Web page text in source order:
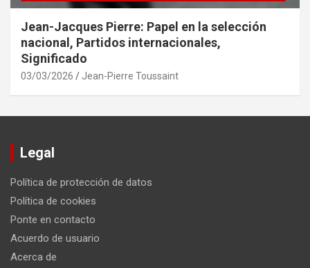
Jean-Jacques Pierre: Papel en la selección
nacional, Partidos internacionales,
Significado
03/03/2026 Jean-Pierre Toussaint
Legal
Política de protección de datos
Política de cookies
Ponte en contacto
Acuerdo de usuario
Acerca de